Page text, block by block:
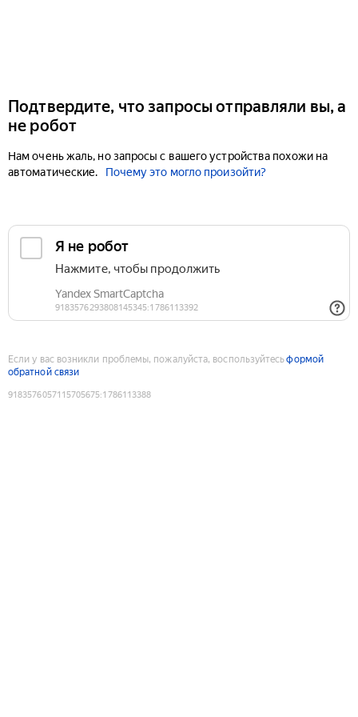
Подтвердите, что запросы отправляли вы, а
не робот
Нам очень жаль, но запросы с вашего устройства похожи на
автоматические.
Почему это могло произойти?
Если у вас возникли проблемы, пожалуйста, воспользуйтесьформой
обратной связи
9183576057115705675:1786113388